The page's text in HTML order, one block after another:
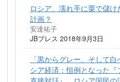
ロシア、濡れ手に粟で儲
計画？
安達祐子
JBプレス 2018年9月3日
「黒からグレー、そして
シア経済：恒例となった